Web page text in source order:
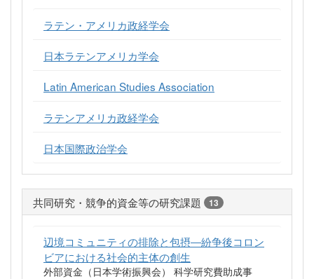
ラテン・アメリカ政経学会
日本ラテンアメリカ学会
Latin American Studies Association
ラテンアメリカ政経学会
日本国際政治学会
共同研究・競争的資金等の研究課題 13
辺境コミュニティの排除と包摂―紛争後コロン
ビアにおける社会的主体の創生
外部資金（日本学術振興会） 科学研究費助成事